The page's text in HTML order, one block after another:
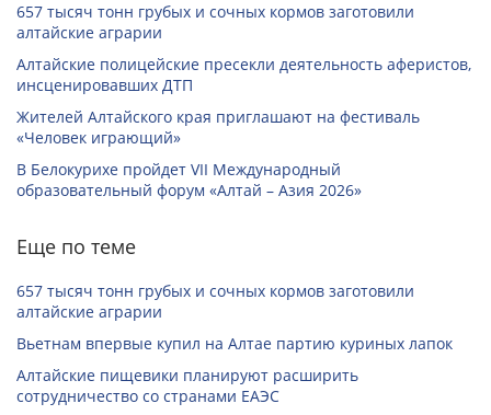
657 тысяч тонн грубых и сочных кормов заготовили
алтайские аграрии
Алтайские полицейские пресекли деятельность аферистов,
инсценировавших ДТП
Жителей Алтайского края приглашают на фестиваль
«Человек играющий»
В Белокурихе пройдет VII Международный
образовательный форум «Алтай – Азия 2026»
Еще по теме
657 тысяч тонн грубых и сочных кормов заготовили
алтайские аграрии
Вьетнам впервые купил на Алтае партию куриных лапок
Алтайские пищевики планируют расширить
сотрудничество со странами ЕАЭС